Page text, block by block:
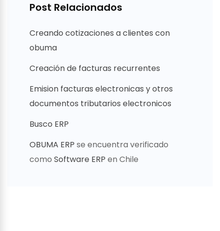
Post Relacionados
Creando cotizaciones a clientes con
obuma
Creación de facturas recurrentes
Emision facturas electronicas y otros
documentos tributarios electronicos
Busco ERP
OBUMA ERP se encuentra verificado
como Software ERP en Chile